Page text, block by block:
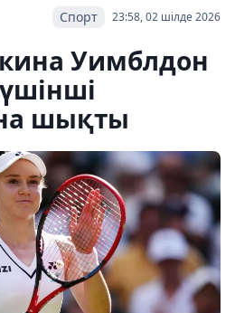
23:58, 02 шілде 2026
Спорт
Уимблдон
шықты